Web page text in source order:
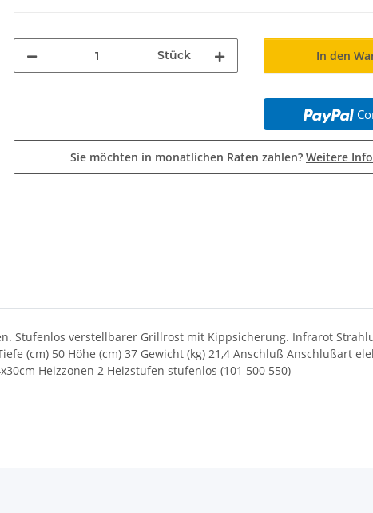
Stück In den
Sie möchten in monatlichen Raten zahlen? Weitere
Stufenlos verstellbarer Grillrost mit Kippsicherung. Infrarot
(cm) 50 Höhe (cm) 37 Gewicht (kg) 21,4 Anschluß Anschlußart
Heizzonen 2 Heizstufen stufenlos (101 500 550)